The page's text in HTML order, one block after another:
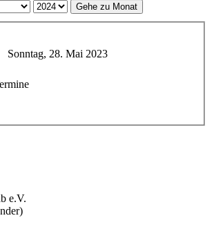
Gehe zu Monat
Sonntag, 28. Mai 2023
e.V.